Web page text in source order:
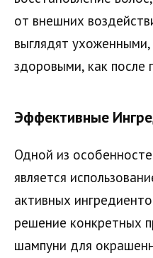
от внешних
выглядят
здоровыми, как после
Эффективные
Одной из
является
активных
решение конкретных
шампуни для